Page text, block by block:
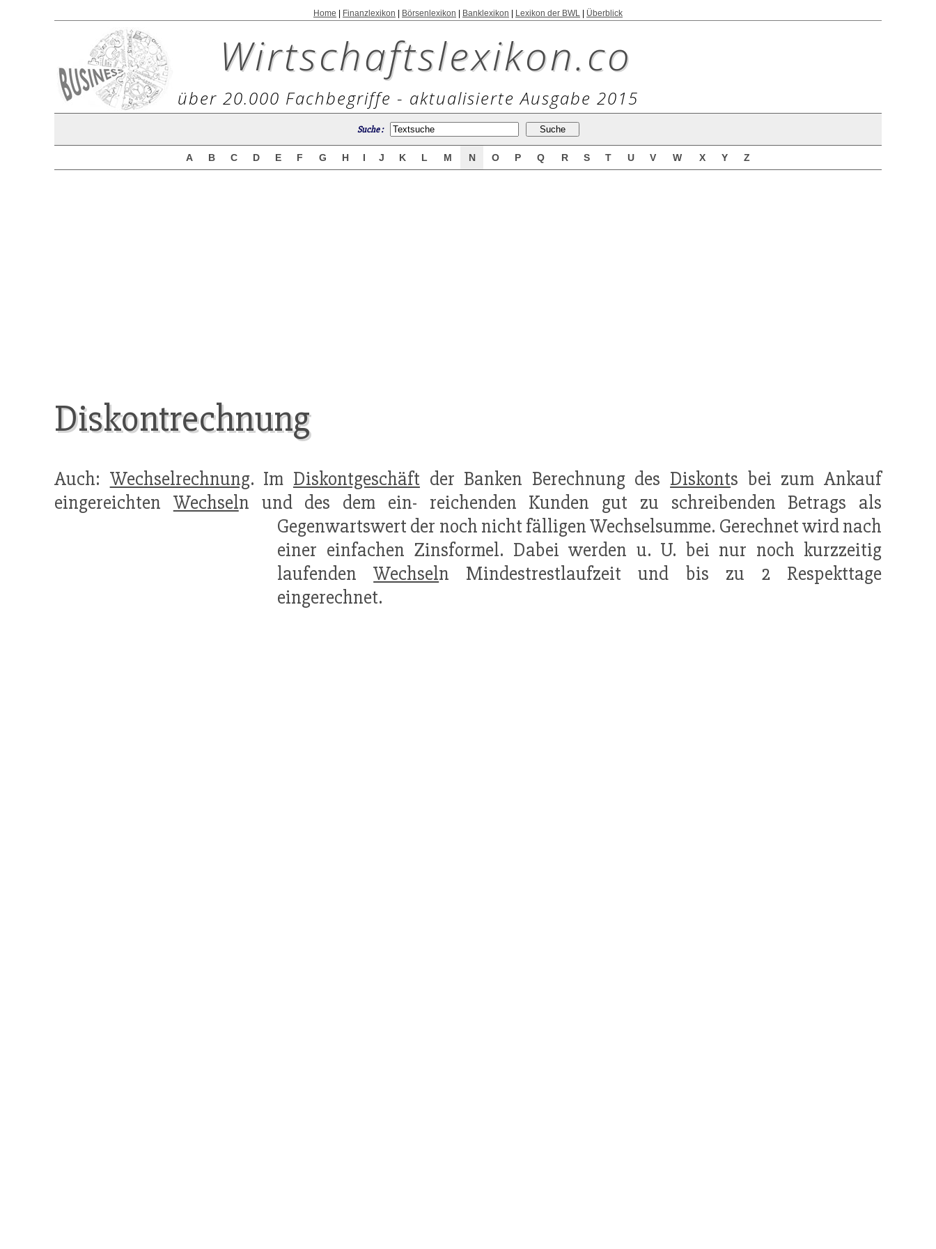
Home Finanzlexikon Börsenlexikon Banklexikon Lexikon der BWL Überblick
Wirtschaftslexikon.co
über 20.000 Fachbegriffe - aktualisierte Ausgabe 2015
Suche :
A B C D E F G H I J K L M N O P Q R S T U V W X Y Z
Diskontrechnung
Auch: Wechselrechnung. Im Diskontgeschäft der Banken Berechnung des Diskonts bei zum Ankauf
eingereichten Wechseln und des dem ein- reichenden Kunden gut zu schreibenden Betrags als
Gegenwartswert der noch nicht fälligen Wechselsumme. Gerechnet wird nach
einer einfachen Zinsformel. Dabei werden u. U. bei nur noch kurzzeitig
laufendenWechseln Mindestrestlaufzeit und bis zu 2 Respekttage
eingerechnet.